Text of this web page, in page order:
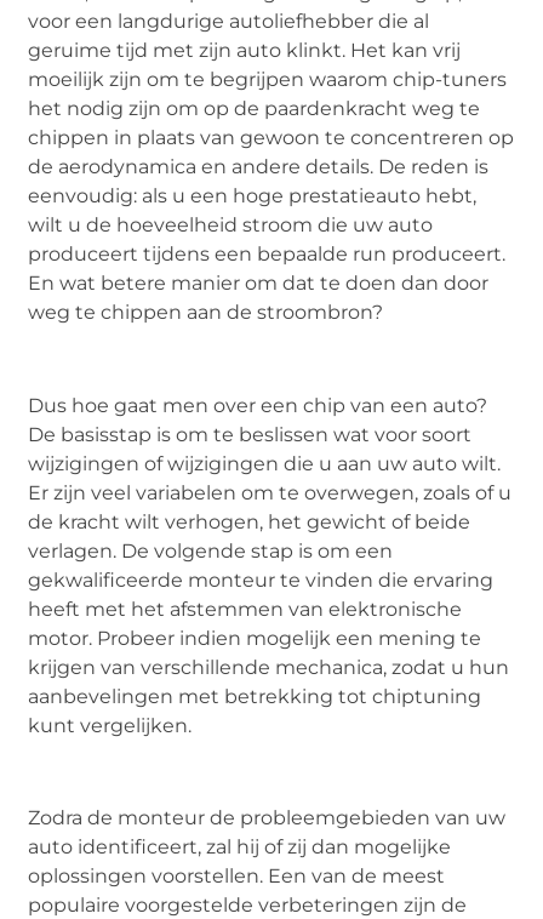
voor een langdurige autoliefhebber die al
geruime tijd met zijn auto klinkt. Het kan vrij
moeilijk zijn om te begrijpen waarom chip-tuners
het nodig zijn om op de paardenkracht weg te
chippen in plaats van gewoon te concentreren op
de aerodynamica en andere details. De reden is
eenvoudig: als u een hoge prestatieauto hebt,
wilt u de hoeveelheid stroom die uw auto
produceert tijdens een bepaalde run produceert.
En wat betere manier om dat te doen dan door
weg te chippen aan de stroombron?
Dus hoe gaat men over een chip van een auto?
De basisstap is om te beslissen wat voor soort
wijzigingen of wijzigingen die u aan uw auto wilt.
Er zijn veel variabelen om te overwegen, zoals of u
de kracht wilt verhogen, het gewicht of beide
verlagen. De volgende stap is om een
gekwalificeerde monteur te vinden die ervaring
heeft met het afstemmen van elektronische
motor. Probeer indien mogelijk een mening te
krijgen van verschillende mechanica, zodat u hun
aanbevelingen met betrekking tot chiptuning
kunt vergelijken.
Zodra de monteur de probleemgebieden van uw
auto identificeert, zal hij of zij dan mogelijke
oplossingen voorstellen. Een van de meest
populaire voorgestelde verbeteringen zijn de